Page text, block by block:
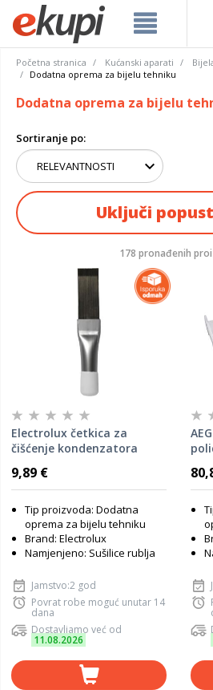
Početna stranica Kućanski aparati
Dodatna oprema za bijelu tehniku
Dodatna oprema za bijelu
Sortiranje po:
Uključi
178 pronađenih
Electrolux četkica za
čišćenje kondenzatora
9,89 €
Tip proizvoda: Dodatna
oprema za bijelu tehniku
Brand: Electrolux
Namjenjeno: Sušilice rublja
Jamstvo:2 god
Povrat robe moguć unutar 14
dana
Dostavljamo već od
11.08.2026